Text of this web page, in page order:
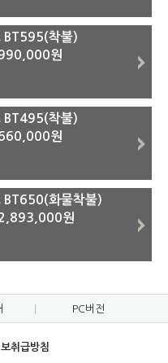
BT595(착불)
원
BT495(착불)
원
BT650(화물착불)
원
PC버전
취급방침